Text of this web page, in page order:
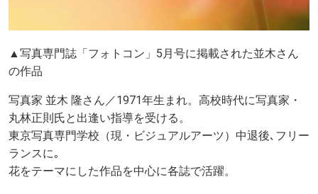
▲写真専門誌「フォトコン」5月号に掲載された並木さん
の作品
写真家 並木 隆さん／1971年生まれ。高校時代に写真家・
丸林正則氏と出逢い指導を受ける。
東京写真専門学校（現・ビジュアルアーツ）中退後､フリー
ランスに｡
花をテーマにした作品を中心に各誌で活躍。